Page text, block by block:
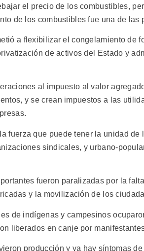
el precio de los combustibles,
de los combustibles fue una de
a flexibilizar el congelamiento de
de activos del Estado y
al impuesto al valor
y se crean impuestos a las
fuerza que puede tener la unidad
sindicales, y urbano-
fueron paralizadas por la
y la movilización de los
de indígenas y campesinos
liberados en canje por
producción y ya hay síntomas